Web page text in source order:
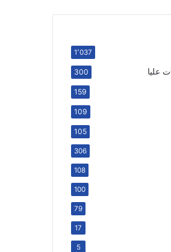
1٬037
عليا 300
159
109
105
306
108
100
79
17
5